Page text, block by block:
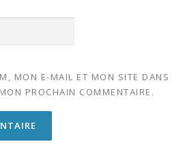
MON E-MAIL ET MON SITE DANS
PROCHAIN COMMENTAIRE.